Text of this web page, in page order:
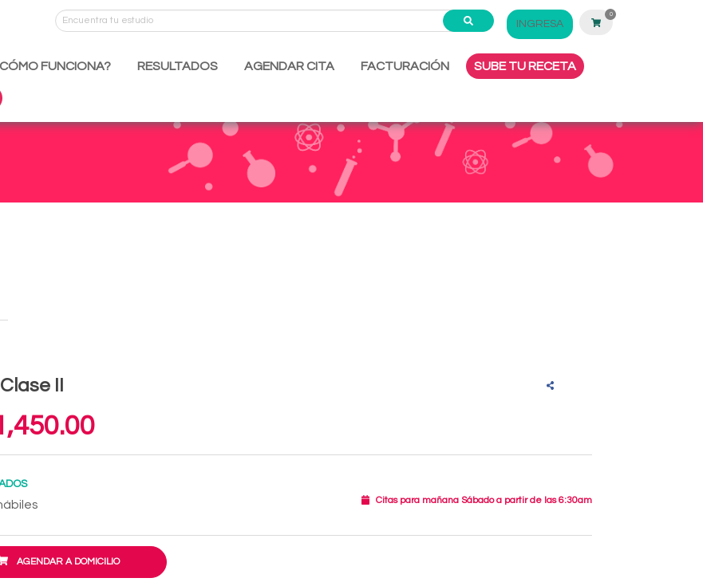
INGRESA
0
FUNCIONA? RESULTADOS AGENDAR CITA FACTURACIÓN SUBE TU RECETA
II
Citas para mañana Sábado a partir de las 6:30am
AGENDAR A DOMICILIO